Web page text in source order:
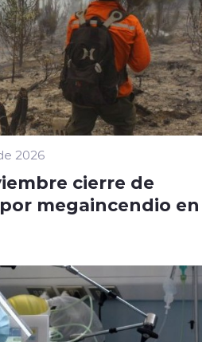
2026
cierre de
megaincendio en